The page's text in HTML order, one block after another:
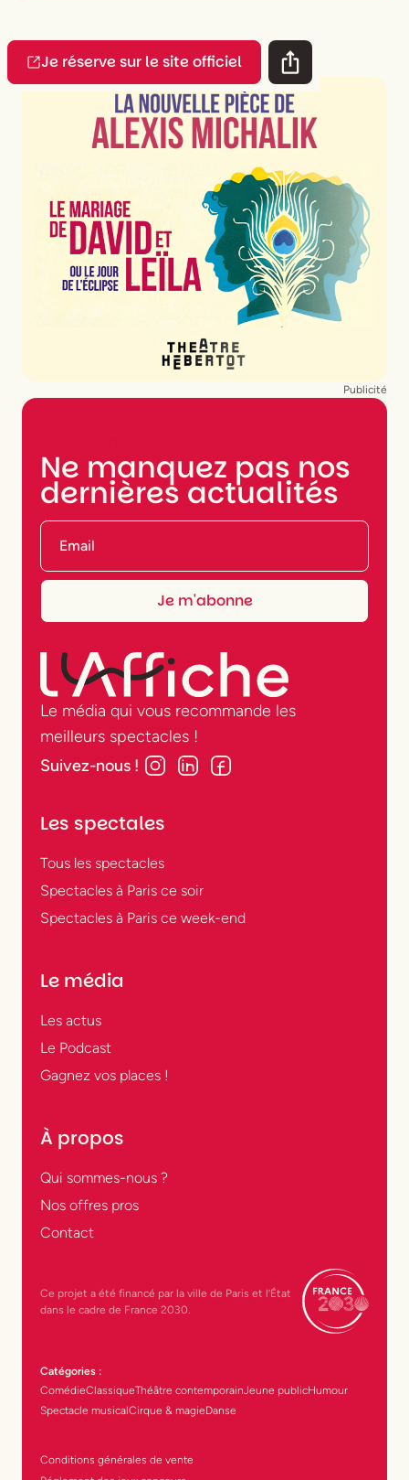
Je réserve sur le site officiel
Publicité
Ne manquez pas nos
dernières actualités
Le média qui vous recommande les
meilleurs spectacles !
Suivez-nous !
Les spectales
Tous les spectacles
Spectacles à Paris ce soir
Spectacles à Paris ce week-end
Le média
Les actus
Le Podcast
Gagnez vos places !
À propos
Qui sommes-nous ?
Nos offres pros
Contact
Ce projet a été financé par la ville de Paris et l’État
dans le cadre de France 2030.
Catégories :
ComédieClassiqueThéâtre contemporainJeune publicHumour
Spectacle musicalCirque & magieDanse
Conditions générales de vente